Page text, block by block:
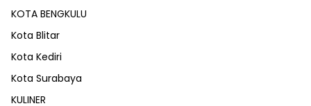
KOTA BENGKULU
Kota Blitar
Kota Kediri
Kota Surabaya
KULINER